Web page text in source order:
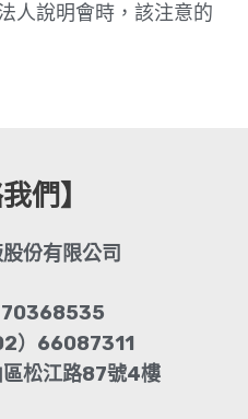
人說明會時，該注意的
們】
份有限公司
70368535
）66087311
松江路87號4樓